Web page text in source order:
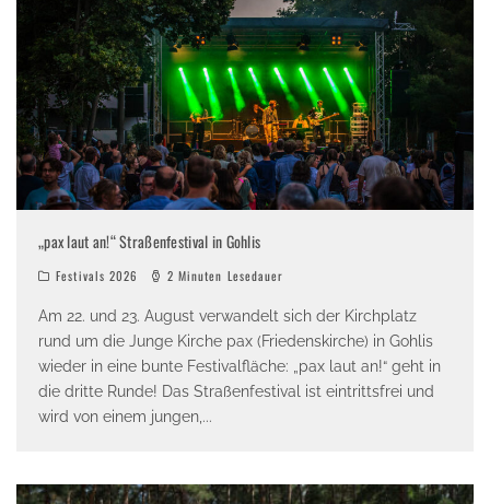
„pax laut an!“ Straßenfestival in Gohlis
Festivals 2026 2 Minuten Lesedauer
Am 22. und 23. August verwandelt sich der Kirchplatz
rund um die Junge Kirche pax (Friedenskirche) in Gohlis
wieder in eine bunte Festivalfläche: „pax laut an!“ geht in
die dritte Runde! Das Straßenfestival ist eintrittsfrei und
wird von einem jungen,...